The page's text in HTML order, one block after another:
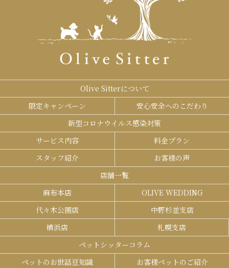
Olive Sitterについて
限定キャンペーン
安心安全へのこだわり
新型コロナウイルス感染対策
サービス内容
料金プラン
スタッフ紹介
お客様の声
店舗一覧
麻布本店
OLIVE WEDDING
代々木公園店
中野杉並支店
横浜店
札幌支店
ペットシッターコラム
ペットのお世話豆知識
お客様ペットのご紹介